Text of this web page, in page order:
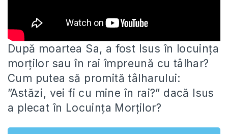
După moartea Sa, a fost Isus în locuința
morților sau în rai împreună cu tâlhar?
Cum putea să promită tâlharului:
”Astăzi, vei fi cu mine în rai?” dacă Isus
a plecat în Locuința Morților?